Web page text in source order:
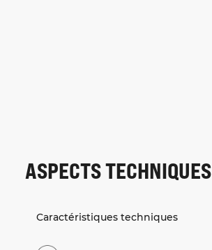
ASPECTS TECHNIQUES
Caractéristiques techniques